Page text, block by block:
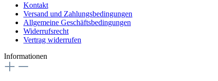
Kontakt
Versand und Zahlungsbedingungen
Allgemeine Geschäftsbedingungen
Widerrufsrecht
Vertrag widerrufen
Informationen